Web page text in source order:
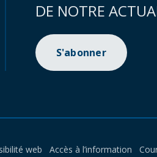
DE NOTRE
S'abonner
web Accès à l’information